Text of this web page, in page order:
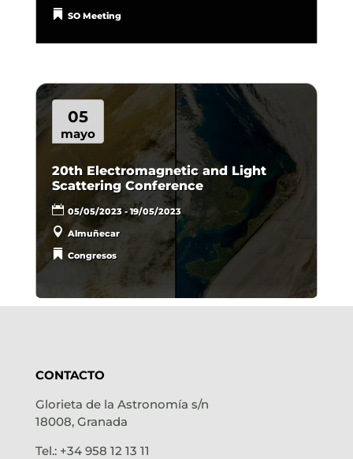
SO Meeting
05
mayo
20th Electromagnetic and Light
Scattering Conference
05/05/2023 - 19/05/2023
Almuñecar
Congresos
CONTACTO
Glorieta de la Astronomía s/n
18008, Granada
Tel.: +34 958 12 13 11